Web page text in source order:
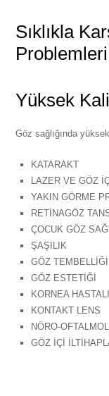
Sıklıkla
Problemleri
Yüksek
Göz sağlığında
KATARAKT
LAZER VE GÖZ
YAKIN GÖRME
RETİNAGÖZ
ÇOCUK GÖZ
ŞAŞILIK
GÖZ TEMBELLİĞİ
GÖZ ESTETİĞİ
KORNEA
KONTAKT LENS
NÖRO-
GÖZ İÇİ